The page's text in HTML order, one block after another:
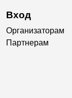
Вход
Организаторам
Партнерам